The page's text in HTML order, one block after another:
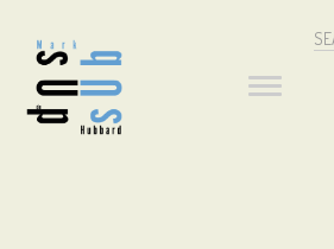
contenu
principalNavigation
principale